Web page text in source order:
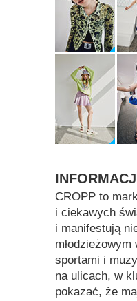
CROPP to
i ciekawych
i manifestują
sportami i
na ulicach, w
pokazać, że